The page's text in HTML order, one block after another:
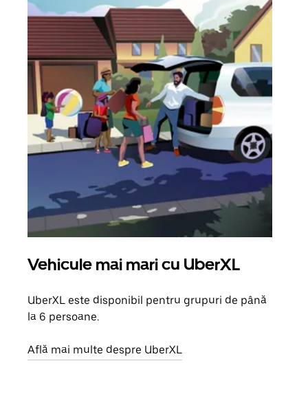
Vehicule mai mari cu UberXL
UberXL este disponibil pentru grupuri de până
la 6 persoane.
Află mai multe despre UberXL